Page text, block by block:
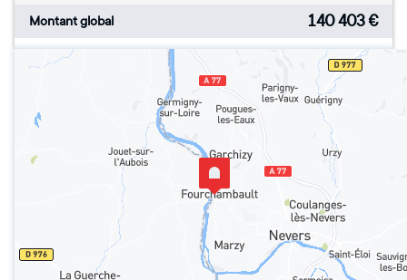
Montant global 140 403€